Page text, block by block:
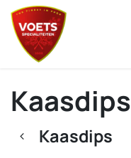
Overslaan naar inhoud
Kaasdips
Kaasdips